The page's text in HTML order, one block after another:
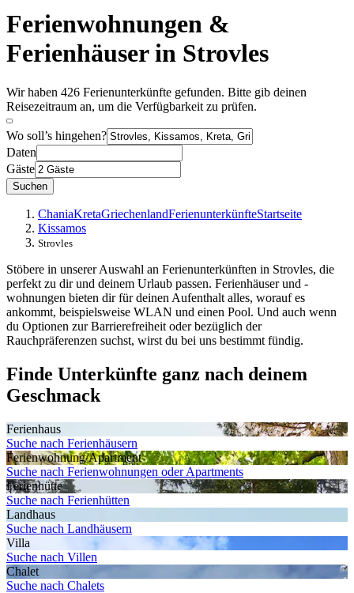
Ferienwohnungen &
Ferienhäuser in Strovles
Wir haben 426 Ferienunterkünfte gefunden. Bitte gib deinen
Reisezeitraum an, um die Verfügbarkeit zu prüfen.
Wo soll’s hingehen?
Daten
Gäste
Suchen
ChaniaKretaGriechenlandFerienunterkünfteStartseite
Kissamos
Strovles
Stöbere in unserer Auswahl an Ferienunterkünften in Strovles, die
perfekt zu dir und deinem Urlaub passen. Ferienhäuser und -
wohnungen bieten dir für deinen Aufenthalt alles, worauf es
ankommt, beispielsweise WLAN und einen Pool. Und auch wenn
du Optionen zur Barrierefreiheit oder bezüglich der
Rauchpräferenzen suchst, wirst du bei uns bestimmt fündig.
Finde Unterkünfte ganz nach deinem
Geschmack
Ferienhaus
Suche nach Ferienhäusern
Ferienwohnung/Apartment
Suche nach Ferienwohnungen oder Apartments
Ferienhütte
Suche nach Ferienhütten
Landhaus
Suche nach Landhäusern
Villa
Suche nach Villen
Chalet
Suche nach Chalets